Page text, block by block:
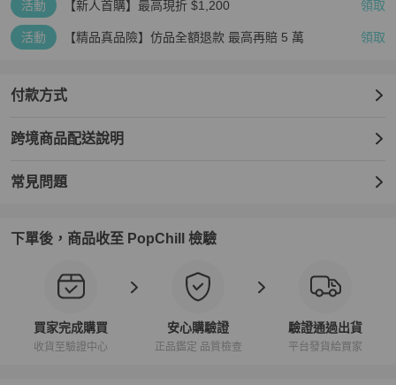
氣味：有存放（儲存）氣味。
其他備註：-
【PopChill 台灣購物保障】
★下單時於 PopChill 付費台幣499元加購安心購（正品鑑定）與（品
質檢查）服務，意即商品抵達台灣時，由PopChill進行開箱錄影比對
供拍照服務，買家有權利取消訂單，無須支付任何費用。
【PopChill 香港購物保障】
證）與（品質檢查）服務，意即商品抵達香港時，由PopChill進行開
照服務，買家有權利取消訂單，無須支付任何費用。
★若商品不通過PopChill 的品質檢查和鑑定，您的訂單將被取消，系
統自動退回整張訂單的金額（包含安心購費用）。
活動 【新人首購】最高現折 $1,200 領取
活動 【精品真品險】仿品全額退款 最高再賠 5 萬 領取
付款方式
跨境商品配送說明
常見問題
下單後，商品收至 PopChill 檢驗
買家完成購買
收貨至驗證中心
安心購驗證
正品鑑定 品質檢查
驗證通過出貨
平台發貨給買家